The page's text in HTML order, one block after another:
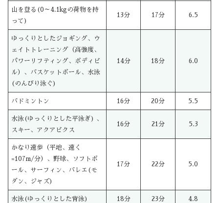
山を登る(0～4.1kgの荷物を持
って)
13分 17分 6.5
ゆっくりとしたジョギング、ウ
ェイトトレーニング（高強度、
パワーリフティング、ボディビ
ル）、バスケットボール、水泳
(のんびり泳ぐ)
14分 18分 6.0
バドミントン 16分 20分 5.5
水泳(ゆっくりとした平泳ぎ) 、
スキー、アクアビクス
16分 21分 5.3
かなり速歩（平地、速く
=107m/分）、野球、ソフトボ
ール、サーフィン、バレエ(モ
ダン、ジャズ)
17分 22分 5.0
水泳(ゆっくりとした背泳) 18分 23分 4.8